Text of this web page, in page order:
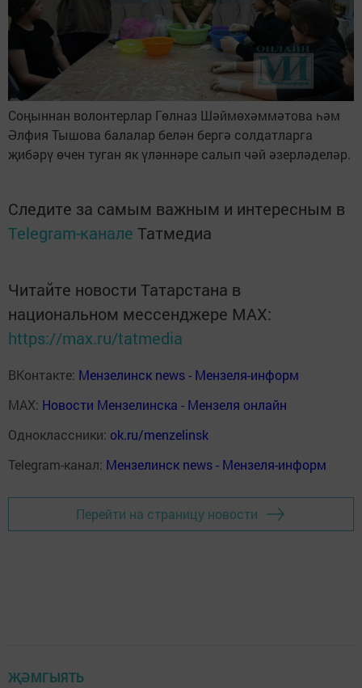
Соңыннан волонтерлар Гөлназ Шәймөхәммәтова һәм
Әлфия Тышова балалар белән бергә солдатларга
җибәрү өчен туган як үләннәре салып чәй әзерләделәр.
Следите за самым важным и интересным в
Telegram-канале Татмедиа
Читайте новости Татарстана в
национальном мессенджере MАХ:
https://max.ru/tatmedia
ВКонтакте: Мензелинск news - Мензеля-информ
MAX: Новости Мензелинска - Мензеля онлайн
Одноклассники: ok.ru/menzelinsk
Telegram-канал: Мензелинск news - Мензеля-информ
Перейти на страницу новости
ҖӘМГЫЯТЬ